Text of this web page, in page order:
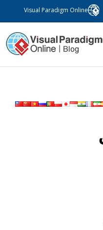
Visual Paradigm Online